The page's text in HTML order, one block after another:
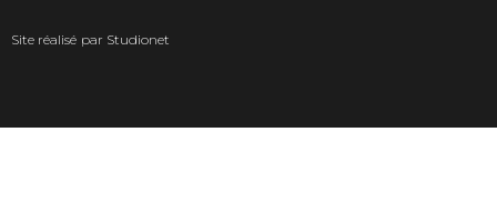
Site réalisé par Studionet